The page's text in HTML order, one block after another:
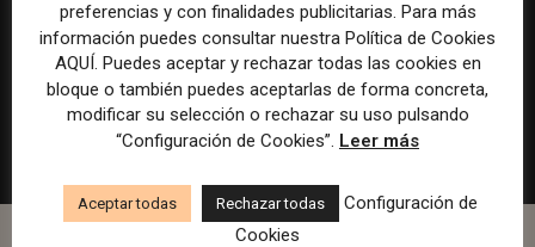
Responsable de marcas y patrocinios
en Watif TV
Madrid Watif Presencial Tiempo completo
preferencias y con finalidades publicitarias. Para más
información puedes consultar nuestra Política de Cookies
AQUÍ. Puedes aceptar y rechazar todas las cookies en
bloque o también puedes aceptarlas de forma concreta,
modificar su selección o rechazar su uso pulsando
“Configuración de Cookies”. Leer más
Aceptar todas Rechazar todas
Configuración de
Cookies